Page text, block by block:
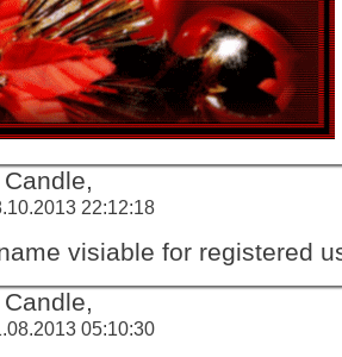
22:12:18
visiable for registered
05:10:30